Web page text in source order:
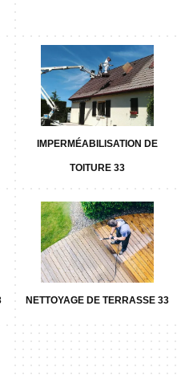
IMPERMÉABILISATION DE
TOITURE 33
NETTOYAGE DE TERRASSE 33